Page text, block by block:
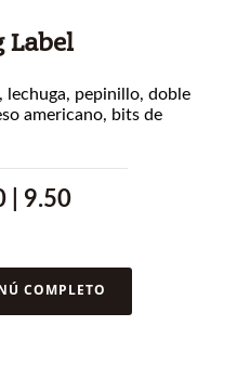
Label
lechuga, pepinillo, doble
americano, bits de
| 9.50
COMPLETO